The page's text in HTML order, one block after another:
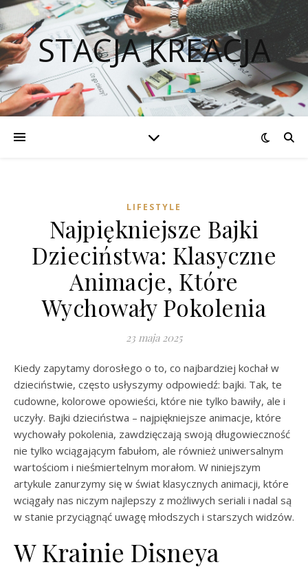
STACJA KREACJA
LIFESTYLE
Najpiękniejsze Bajki
Dzieciństwa: Klasyczne
Animacje, Które
Wychowały Pokolenia
23 maja 2025
Kiedy zapytamy dorosłego o to, co najbardziej kochał w
dzieciństwie, często usłyszymy odpowiedź: bajki. Tak, te
cudowne, kolorowe opowieści, które nie tylko bawiły, ale i
uczyły. Bajki dzieciństwa – najpiękniejsze animacje, które
wychowały pokolenia, zawdzięczają swoją długowieczność
nie tylko wciągającym fabułom, ale również uniwersalnym
wartościom i nieśmiertelnym morałom. W niniejszym
artykule zanurzymy się w świat klasycznych animacji, które
wciągały nas niczym najlepszy z możliwych seriali i nadal są
w stanie przyciągnąć uwagę młodszych i starszych widzów.
W Krainie Disneya